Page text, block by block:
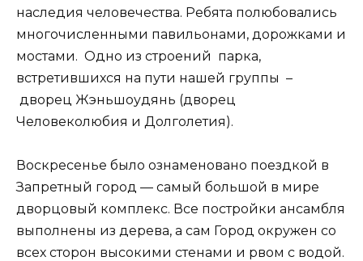
наследия человечества. Ребята полюбовались
многочисленными павильонами, дорожками и
мостами. Одно из строений парка,
встретившихся на пути нашей группы –
дворец Жэньшоудянь (дворец
Человеколюбия и Долголетия).
Воскресенье было ознаменовано поездкой в
Запретный город — самый большой в мире
дворцовый комплекс. Все постройки ансамбля
выполнены из дерева, а сам Город окружен со
всех сторон высокими стенами и рвом с водой.